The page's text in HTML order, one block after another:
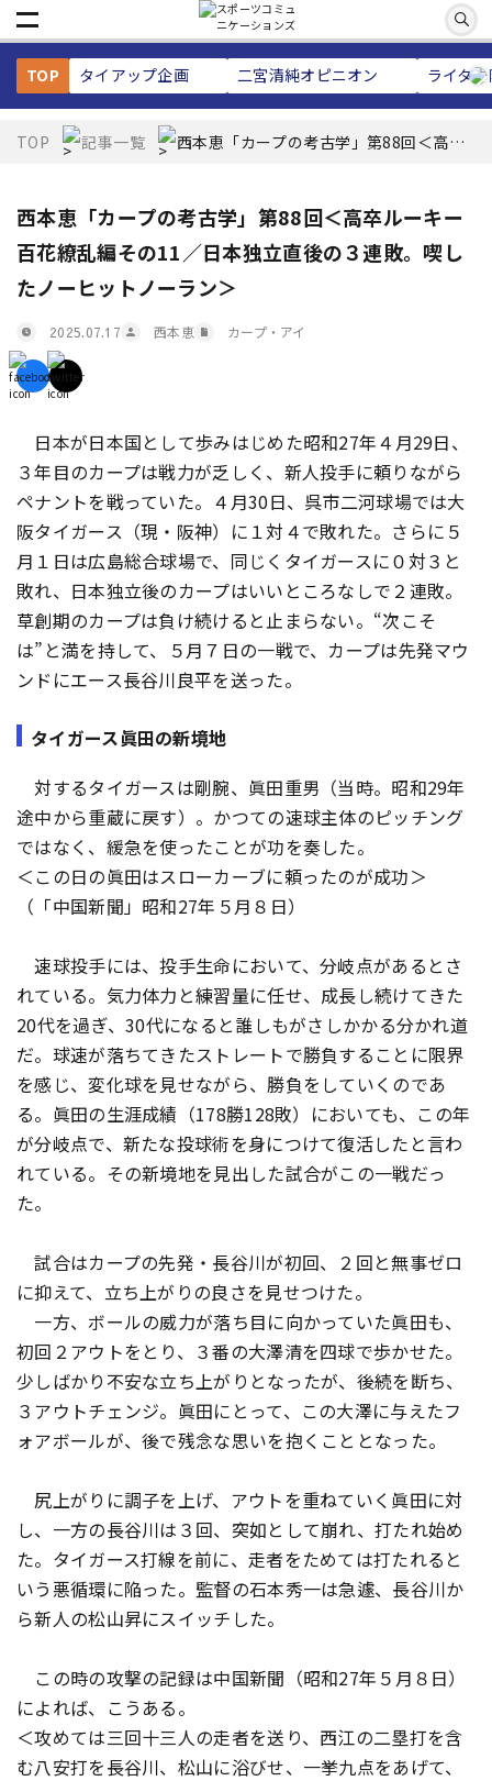
TOP タイアップ企画 二宮清純オピニオン ライタ
TOP 記事一覧 西本恵「カープの考古学」第88回＜高卒
西本恵「カープの考古学」第88回＜高卒ルーキー
百花繚乱編その11／日本独立直後の３連敗。喫し
たノーヒットノーラン＞
2025.07.17 西本恵 カープ・アイ
日本が日本国として歩みはじめた昭和27年４月29日、
３年目のカープは戦力が乏しく、新人投手に頼りながら
ペナントを戦っていた。４月30日、呉市二河球場では大
阪タイガース（現・阪神）に１対４で敗れた。さらに５
月１日は広島総合球場で、同じくタイガースに０対３と
敗れ、日本独立後のカープはいいところなしで２連敗。
草創期のカープは負け続けると止まらない。“次こそ
は”と満を持して、５月７日の一戦で、カープは先発マウ
ンドにエース長谷川良平を送った。
タイガース眞田の新境地
対するタイガースは剛腕、眞田重男（当時。昭和29年
途中から重蔵に戻す）。かつての速球主体のピッチング
ではなく、緩急を使ったことが功を奏した。
＜この日の眞田はスローカーブに頼ったのが成功＞
（「中国新聞」昭和27年５月８日）
速球投手には、投手生命において、分岐点があるとさ
れている。気力体力と練習量に任せ、成長し続けてきた
20代を過ぎ、30代になると誰しもがさしかかる分かれ道
だ。球速が落ちてきたストレートで勝負することに限界
を感じ、変化球を見せながら、勝負をしていくのであ
る。眞田の生涯成績（178勝128敗）においても、この年
が分岐点で、新たな投球術を身につけて復活したと言わ
れている。その新境地を見出した試合がこの一戦だっ
た。
試合はカープの先発・長谷川が初回、２回と無事ゼロ
に抑えて、立ち上がりの良さを見せつけた。
一方、ボールの威力が落ち目に向かっていた眞田も、
初回２アウトをとり、３番の大澤清を四球で歩かせた。
少しばかり不安な立ち上がりとなったが、後続を断ち、
３アウトチェンジ。眞田にとって、この大澤に与えたフ
ォアボールが、後で残念な思いを抱くこととなった。
尻上がりに調子を上げ、アウトを重ねていく眞田に対
し、一方の長谷川は３回、突如として崩れ、打たれ始め
た。タイガース打線を前に、走者をためては打たれると
いう悪循環に陥った。監督の石本秀一は急遽、長谷川か
ら新人の松山昇にスイッチした。
この時の攻撃の記録は中国新聞（昭和27年５月８日）
によれば、こうある。
＜攻めては三回十三人の走者を送り、西江の二塁打を含
む八安打を長谷川、松山に浴びせ、一挙九点をあげて、